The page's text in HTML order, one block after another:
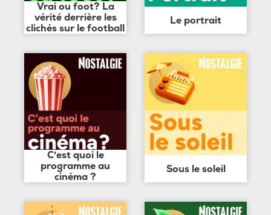
Vrai ou foot? La
vérité derrière les
clichés sur le football
Le portrait
C'est quoi le
programme au
cinéma ?
Sous le soleil